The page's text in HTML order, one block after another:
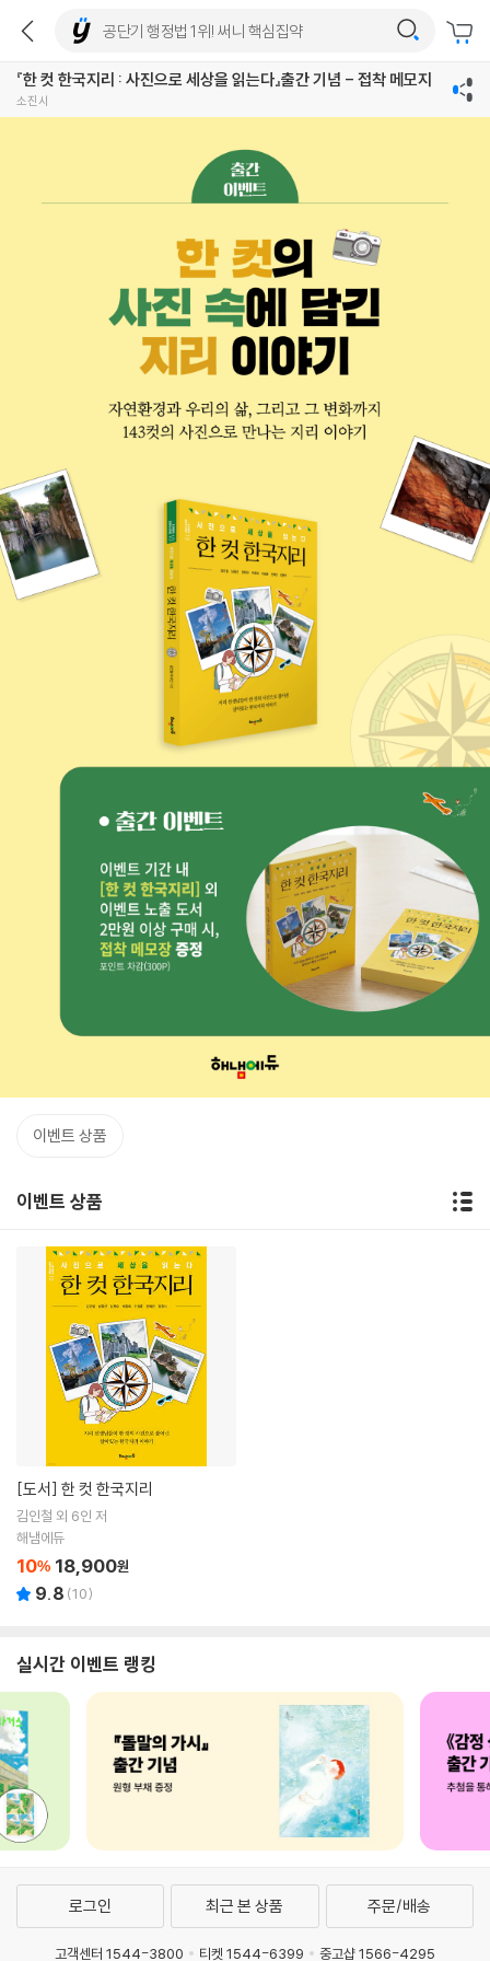
『한 컷 한국지리 : 사진으로 세상을 읽는다』출간 기념 - 접착 메모지
소진시
이벤트 상품
이벤트 상품
[도서] 한 컷 한국지리
김인철 외 6인 저
해냄에듀
10% 18,900원
9.8 (10)
실시간 이벤트 랭킹
로그인 최근 본 상품 주문/배송
고객센터 1544-3800 티켓 1544-6399 중고샵 1566-4295